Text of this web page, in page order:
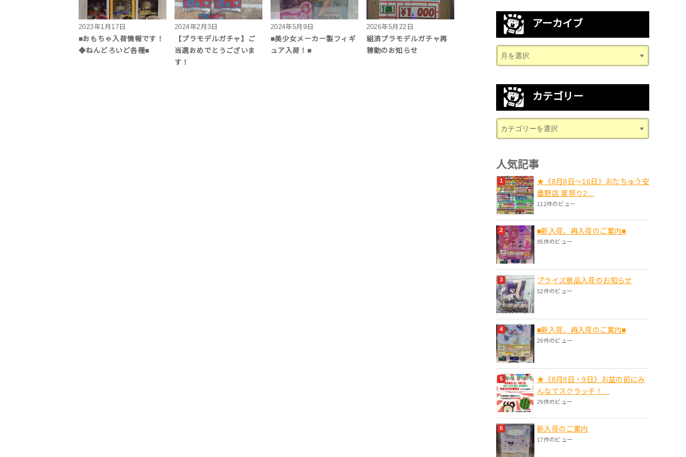
2023年1月17日
■おもちゃ入荷情報です！
◆ねんどろいど各種■
2024年2月3日
【プラモデルガチャ】ご
当選おめでとうございま
す！
2024年5月9日
■美少女メーカー製フィギ
ュア入荷！■
2026年5月22日
組済プラモデルガチャ再
稼動のお知らせ
アーカイブ
カテゴリー
人気記事
★《8月8日～16日》おたちゅう安
曇野店 夏祭り2...
112件のビュー
■新入荷、再入荷のご案内■
95件のビュー
プライズ景品入荷のお知らせ
52件のビュー
■新入荷、再入荷のご案内■
29件のビュー
★《8月8日・9日》お盆の前にみ
んなでスクラッチ！...
29件のビュー
新入荷のご案内
17件のビュー